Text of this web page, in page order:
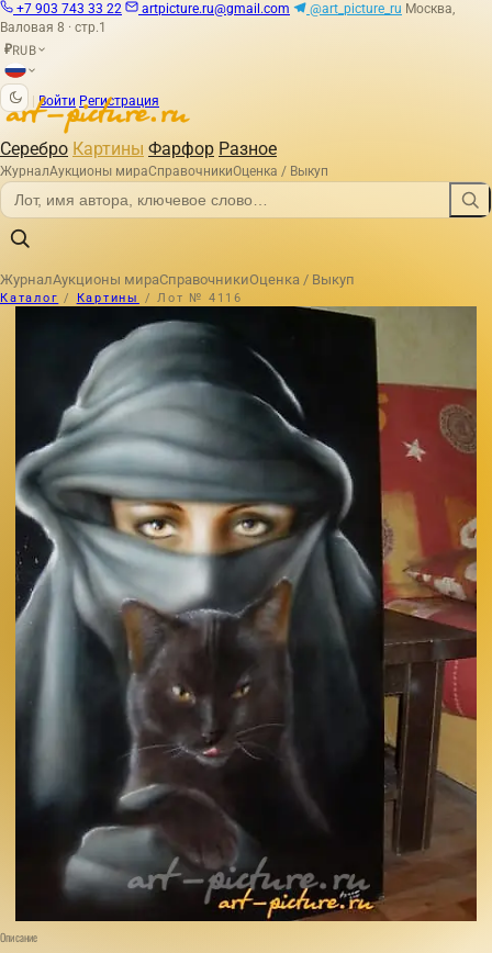
+7 903 743 33 22 artpicture.ru@gmail.com @art_picture_ru Москва,
Валовая 8 · стр.1
₽RUB
Войти Регистрация
Серебро Картины Фарфор Разное
ЖурналАукционы мираСправочникиОценка / Выкуп
ЖурналАукционы мираСправочникиОценка / Выкуп
Каталог / Картины / Лот № 4116
Описание